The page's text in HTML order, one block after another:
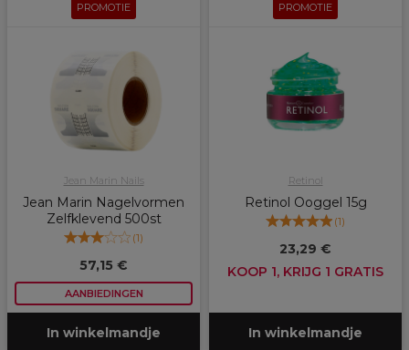
PROMOTIE
Jean Marin Nails
Jean Marin Nagelvormen
Zelfklevend 500st
(1)
57,15 €
AANBIEDINGEN
In winkelmandje
PROMOTIE
Retinol
Retinol Ooggel 15g
(1)
23,29 €
KOOP 1, KRIJG 1 GRATIS
In winkelmandje